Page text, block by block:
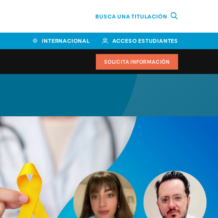
BUSCA UNA TITULACIÓN
INTERNACIONAL ACCESO ESTUDIANTES
Educación y Humanidades
Facultad de Ciencias de la
Facultad de Economía y
Empresa
Escuela Superior de Ingeniería
y Tecnología (ESIT)
Facultad de Derecho
SOLICITA INFORMACIÓN